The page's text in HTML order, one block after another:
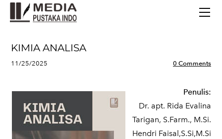
KIMIA ANALISA
11/25/2025 0 Comments
Penulis:
Dr. apt. Rida Evalina
Tarigan, S.Farm., M.Si.
Hendri Faisal,S.Si,M.Si